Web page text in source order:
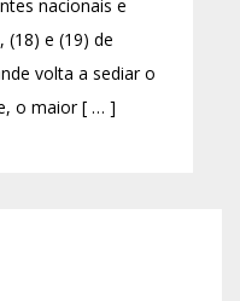
nacionais e
(18) e (19) de
volta a sediar o
o maior [ … ]